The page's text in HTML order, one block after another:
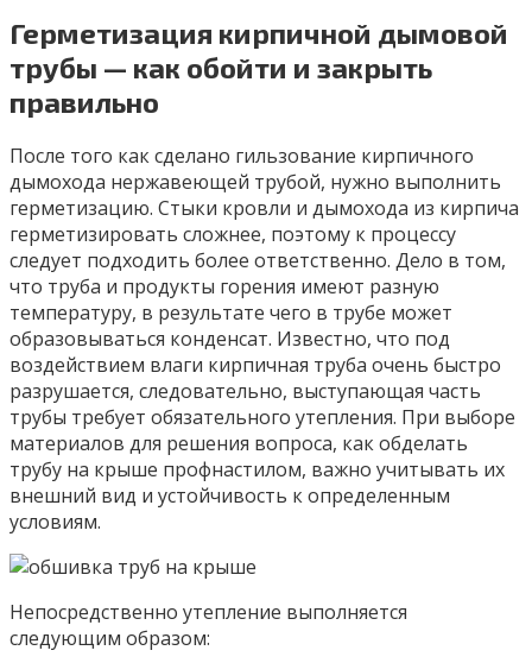
Герметизация кирпичной дымовой
трубы — как обойти и закрыть
правильно
После того как сделано гильзование кирпичного
дымохода нержавеющей трубой, нужно выполнить
герметизацию. Стыки кровли и дымохода из кирпича
герметизировать сложнее, поэтому к процессу
следует подходить более ответственно. Дело в том,
что труба и продукты горения имеют разную
температуру, в результате чего в трубе может
образовываться конденсат. Известно, что под
воздействием влаги кирпичная труба очень быстро
разрушается, следовательно, выступающая часть
трубы требует обязательного утепления. При выборе
материалов для решения вопроса, как обделать
трубу на крыше профнастилом, важно учитывать их
внешний вид и устойчивость к определенным
условиям.
Непосредственно утепление выполняется
следующим образом: